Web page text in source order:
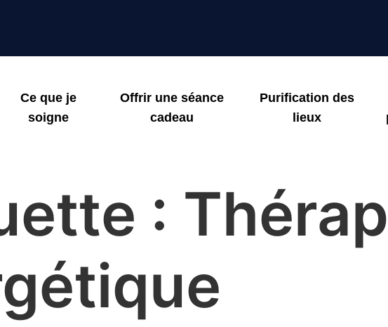
Ce que je
soigne
Offrir une séance
cadeau
Purification des
lieux
: